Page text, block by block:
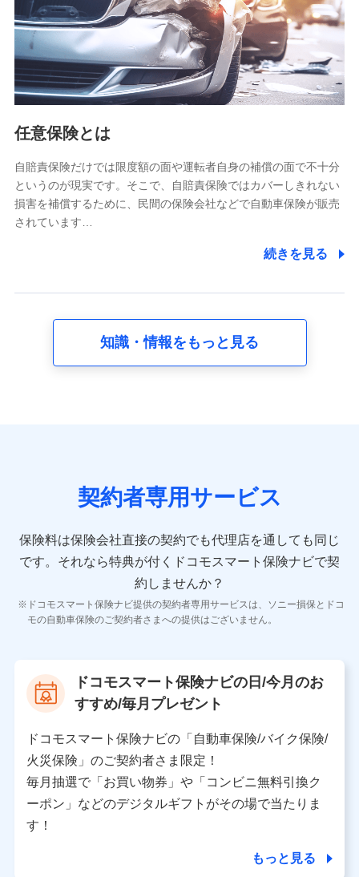
基本情報
氏名、電話番号、メールアドレス、お客さまの識別子、
属性、連絡先、dポイントサービスのご利用に関する情
報。例として、dポイントカード番号、性別、年齢、家族
構成、住所、dポイント残高、dポイント利用履歴などが
含まれます。
当社又は株式会社NTTドコモが提供する各種サービスな
又は株式会社NTTドコモが提供する各種サービスのご契
約状態・ご利用履歴インターネット利用時の行動に関す
る情報、アプリケーション利用時の行動に関する情報、
購入されたサービスや商品の名称・購入場所・決済に関
する情報、アンケートの回答に関する情報などが含まれ
の内容、保険料、保険料のお支払方法、車のメーカーや
走行距離などの情報、建物の構造や築年数などの情報、
険契約に関する情報。例として、保険契約者及び被保険
者の氏名、住所、生年月日、性別、保険契約者と被保険
報、建物の構造や築年数などの情報、ペットの種類や年
齢などの情報などが含まれます。
【共同して利用する者の範囲】
当社
当社又は株式会社NTTドコモが提供する保険関連サービ
スにおけるユーザ登録受付および管理のため
を受けている保険会社・提携会社の保険その他に関する
情報を提供するため、また維持管理等の委託業務遂行の
ため、またそれらに付帯、関連する当社、株式会社NTT
ドコモおよび提携会社のサービスを案内、提供するため
（各サービスで取得したサービス利用履歴、ウェブサイ
トの閲覧履歴、購買履歴、ご契約内容等のパーソナルデ
ータを分析して、お客さまの趣味・嗜好・傾向に応じた
任意保険とは
自賠責保険だけでは限度額の面や運転者自身の補償の面で不十分
というのが現実です。そこで、自賠責保険ではカバーしきれない
損害を補償するために、民間の保険会社などで自動車保険が販売
されています…
続きを見る
知識・情報をもっと見る
契約者専用サービス
保険料は保険会社直接の契約でも代理店を通しても同じ
です。 それなら特典が付くドコモスマート保険ナビで契
約しませんか？
ドコモスマート保険ナビ提供の契約者専用サービスは、ソニー損保とドコ
モの自動車保険のご契約者さまへの提供はございません。
ドコモスマート保険ナビの日/今月のお
すすめ/毎月プレゼント
ドコモスマート保険ナビの「自動車保険/バイク保険/
火災保険」のご契約者さま限定！
毎月抽選で「お買い物券」や「コンビニ無料引換ク
ーポン」などのデジタルギフトがその場で当たりま
す！
もっと見る